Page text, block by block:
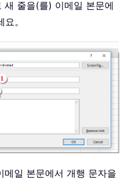
줄을(를) 이메일 본문에
。
일 본문에서 개행 문자을